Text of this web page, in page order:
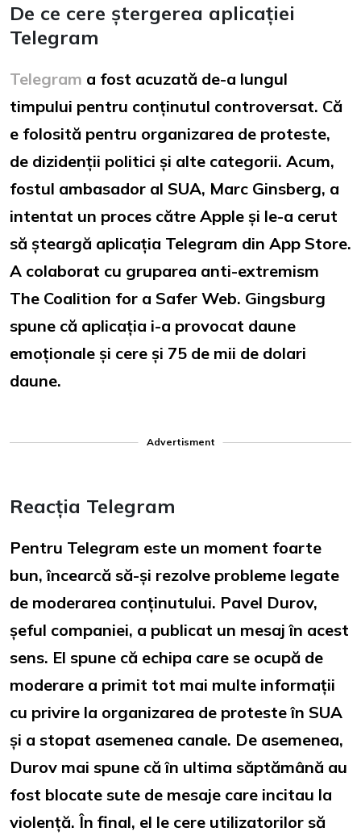
De ce cere ștergerea aplicației
Telegram
Telegram a fost acuzată de-a lungul
timpului pentru conținutul controversat. Că
e folosită pentru organizarea de proteste,
de dizidenții politici și alte categorii. Acum,
fostul ambasador al SUA, Marc Ginsberg, a
intentat un proces către Apple și le-a cerut
să șteargă aplicația Telegram din App Store.
A colaborat cu gruparea anti-extremism
The Coalition for a Safer Web. Gingsburg
spune că aplicația i-a provocat daune
emoționale și cere și 75 de mii de dolari
daune.
Advertisment
Reacția Telegram
Pentru Telegram este un moment foarte
bun, încearcă să-și rezolve probleme legate
de moderarea conținutului. Pavel Durov,
șeful companiei, a publicat un mesaj în acest
sens. El spune că echipa care se ocupă de
moderare a primit tot mai multe informații
cu privire la organizarea de proteste în SUA
și a stopat asemenea canale. De asemenea,
Durov mai spune că în ultima săptămână au
fost blocate sute de mesaje care incitau la
violență. În final, el le cere utilizatorilor să